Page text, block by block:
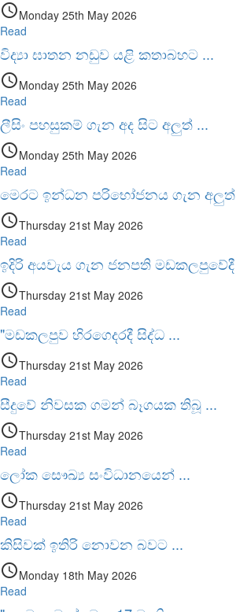
access_timeMonday 25th May 2026
Read
විද්‍යා ඝාතන නඩුව යළි කතාබහට ...
access_timeMonday 25th May 2026
Read
ලීසිං පහසුකම් ගැන අද සිට අලුත් ...
access_timeMonday 25th May 2026
Read
මෙරට ඉන්ධන පරිභෝජනය ගැන අලුත්
access_timeThursday 21st May 2026
Read
ඉදිරි අයවැය ගැන ජනපති මඩකලපුවේදී
access_timeThursday 21st May 2026
Read
"මඩකලපුව හිරගෙදරදී සිද්ධ ...
access_timeThursday 21st May 2026
Read
සීදුවේ නිවසක ගමන් බෑගයක තිබූ ...
access_timeThursday 21st May 2026
Read
ලෝක සෞඛ්‍ය සංවිධානයෙන් ...
access_timeThursday 21st May 2026
Read
කිසිවක් ඉතිරි නොවන බවට ...
access_timeMonday 18th May 2026
Read